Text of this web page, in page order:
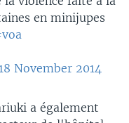
en minijupes
November 2014
a également